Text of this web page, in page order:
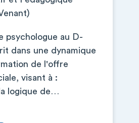
psychologue au D-
dans une dynamique
de l'offre
visant à :
logique de…